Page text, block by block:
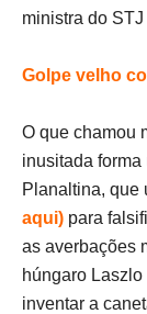
ministra do
Golpe velho
O que chamou
inusitada
Planaltina, que
aqui) para
as averbações
húngaro
inventar a